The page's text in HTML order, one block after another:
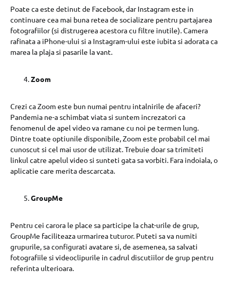
Poate ca este detinut de Facebook, dar Instagram este in
continuare cea mai buna retea de socializare pentru partajarea
fotografiilor (si distrugerea acestora cu filtre inutile). Camera
rafinata a iPhone-ului si a Instagram-ului este iubita si adorata ca
marea la plaja si pasarile la vant.
Zoom
Crezi ca Zoom este bun numai pentru intalnirile de afaceri?
Pandemia ne-a schimbat viata si suntem increzatori ca
fenomenul de apel video va ramane cu noi pe termen lung.
Dintre toate optiunile disponibile, Zoom este probabil cel mai
cunoscut si cel mai usor de utilizat. Trebuie doar sa trimiteti
linkul catre apelul video si sunteti gata sa vorbiti. Fara indoiala, o
aplicatie care merita descarcata.
GroupMe
Pentru cei carora le place sa participe la chat-urile de grup,
GroupMe faciliteaza urmarirea tuturor. Puteti sa va numiti
grupurile, sa configurati avatare si, de asemenea, sa salvati
fotografiile si videoclipurile in cadrul discutiilor de grup pentru
referinta ulterioara.